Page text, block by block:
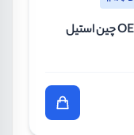
سیل مکانیکی فیبر و فنر نافی 120A برند OE چین استیل